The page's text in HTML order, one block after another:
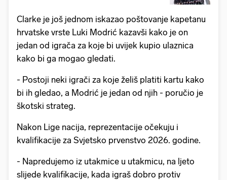
Clarke je još jednom iskazao poštovanje kapetanu
hrvatske vrste Luki Modrić kazavši kako je on
jedan od igrača za koje bi uvijek kupio ulaznica
kako bi ga mogao gledati.
- Postoji neki igrači za koje želiš platiti kartu kako
bi ih gledao, a Modrić je jedan od njih - poručio je
škotski strateg.
Nakon Lige nacija, reprezentacije očekuju i
kvalifikacije za Svjetsko prvenstvo 2026. godine.
- Napredujemo iz utakmice u utakmicu, na ljeto
slijede kvalifikacije, kada igraš dobro protiv